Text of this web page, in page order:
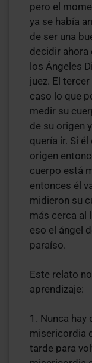
pero el
ya se había
de ser una
decidir
los Ángeles
juez. El
caso lo que
medir su
de su origen
quería ir. Si
origen
cuerpo está
entonces él
midieron su
más cerca al
eso el ángel
paraíso.
Este relato
aprendizaje:
1. Nunca hay
misericordia
tarde para